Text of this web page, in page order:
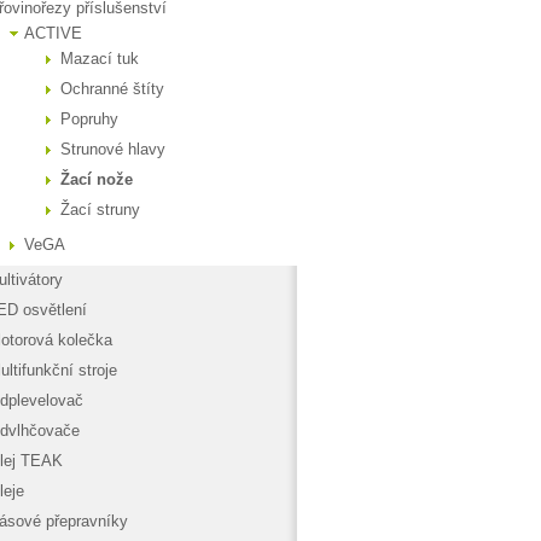
příslušenství
ACTIVE
Mazací tuk
Ochranné štíty
Popruhy
Strunové hlavy
Žací nože
Žací struny
VeGA
osvětlení
kolečka
stroje
TEAK
přepravníky